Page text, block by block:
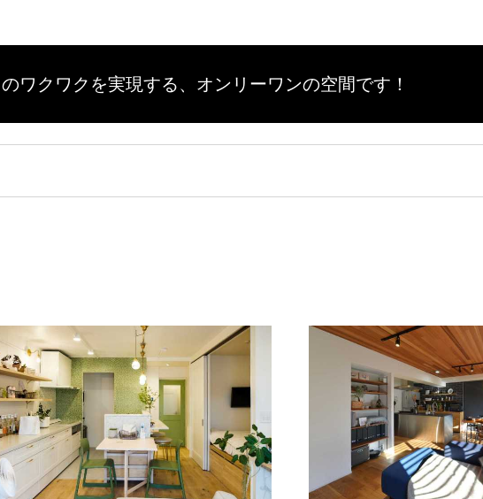
ワクワクを実現する、 オンリーワンの空間です！